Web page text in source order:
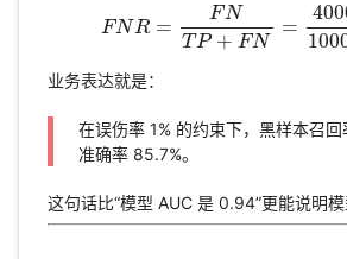
FNR =
FN
T P + FN
=
FN R= FNTP+FN=4000
业务表达就是：
在误伤率 1% 的约束下，黑样本召
准确率 85.7%。
这句话比“模型 AUC 是 0.94”更能说明模